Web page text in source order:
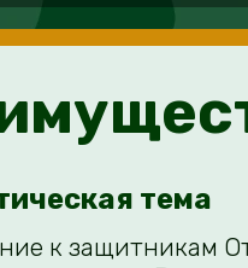
тема
к защитникам